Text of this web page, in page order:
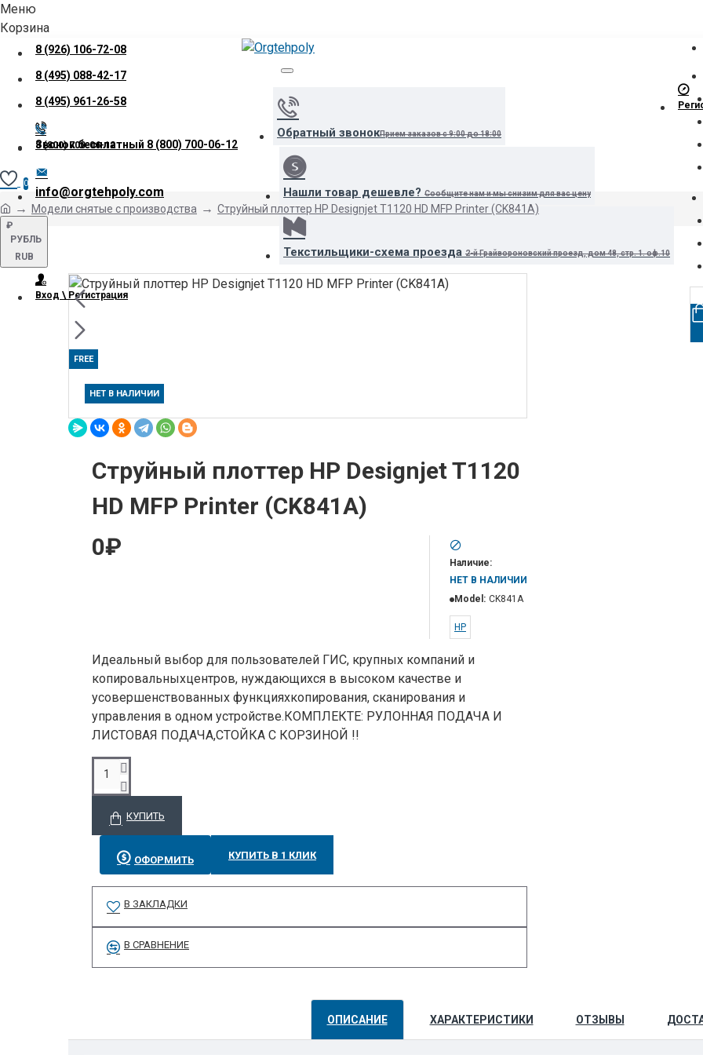
Меню
Корзина
8 (926) 106-72-08
8 (495) 088-42-17
8 (495) 961-26-58
Звонок бесплатный 8 (800) 700-06-12
info@orgtehpoly.com
₽
РУБЛЬ
RUB
Вход \ Регистрация
Обратный звонокПрием заказов с 9:00 до 18:00
Нашли товар дешевле? Сообщите нам и мы снизим для вас цену
Текстильщики-схема проезда 2-й Грайвороновский проезд, дом 48, стр. 1. оф.10
8 (800) 700-06-12
0
Модели снятые с производства Струйный плоттер HP Designjet T1120 HD MFP Printer (CK841A)
FREE
НЕТ В НАЛИЧИИ
Струйный плоттер HP Designjet T1120
HD MFP Printer (CK841A)
0₽
Наличие:
НЕТ В НАЛИЧИИ
Model: CK841A
HP
Идеальный выбор для пользователей ГИС, крупных компаний и
копировальныхцентров, нуждающихся в высоком качестве и
усовершенствованных функцияхкопирования, сканирования и
управления в одном устройстве.КОМПЛЕКТЕ: РУЛОННАЯ ПОДАЧА И
ЛИСТОВАЯ ПОДАЧА,СТОЙКА С КОРЗИНОЙ !!
КУПИТЬ
ОФОРМИТЬ КУПИТЬ В 1 КЛИК
В ЗАКЛАДКИ
В СРАВНЕНИЕ
ОПИСАНИЕ ХАРАКТЕРИСТИКИ ОТЗЫВЫ